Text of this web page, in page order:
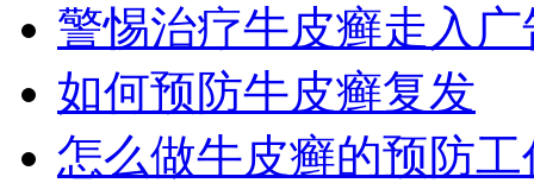
警惕治疗牛皮癣走入
如何预防牛皮癣复发
怎么做牛皮癣的预防工